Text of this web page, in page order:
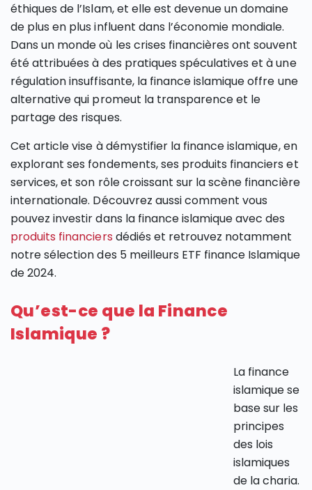
éthiques de l’Islam, et elle est devenue un domaine
de plus en plus influent dans l’économie mondiale.
Dans un monde où les crises financières ont souvent
été attribuées à des pratiques spéculatives et à une
régulation insuffisante, la finance islamique offre une
alternative qui promeut la transparence et le
partage des risques.
Cet article vise à démystifier la finance islamique, en
explorant ses fondements, ses produits financiers et
services, et son rôle croissant sur la scène financière
internationale. Découvrez aussi comment vous
pouvez investir dans la finance islamique avec des
produits financiers dédiés et retrouvez notamment
notre sélection des 5 meilleurs ETF finance Islamique
de 2024.
Qu’est-ce que la Finance
Islamique ?
La finance
islamique se
base sur les
principes
des lois
islamiques
de la charia.